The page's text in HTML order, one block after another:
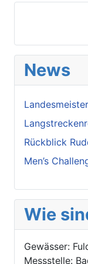
News
Rückblick
Men’s
Wie
Gewässer:
Messstelle: